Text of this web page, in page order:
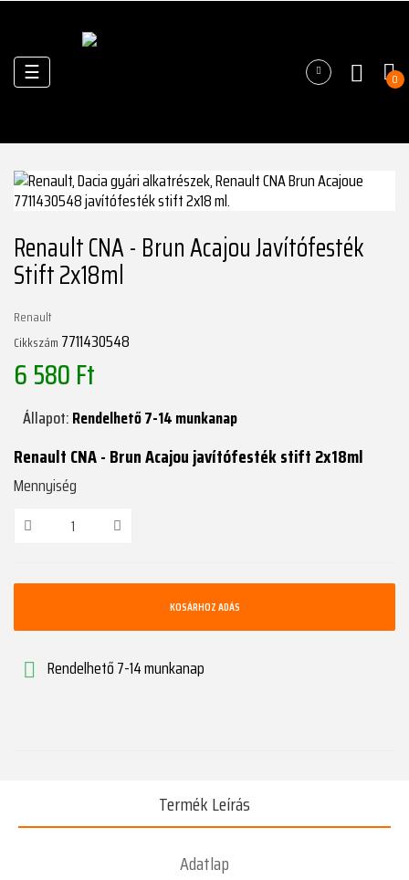
Váltás
a
☰ 0
Renault CNA - Brun Acajou Javítófesték
Stift 2x18ml
Renault
Cikkszám 7711430548
6 580 Ft
Állapot:Rendelhető 7-14 munkanap
Renault CNA - Brun Acajou javítófesték stift 2x18ml
Mennyiség
KOSÁRHOZ ADÁS
 Rendelhető 7-14 munkanap
Termék Leírás
Adatlap